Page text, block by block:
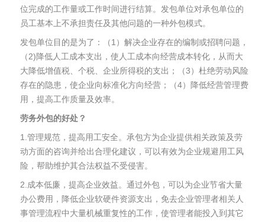
位完成的工作量或工作时间进行结算。发包单位对承包单位的
员工基本上不承担责任及其他问题的一种外包模式。
发包单位目的是为了：（1）解决企业存在的编制或招聘问题，
（2)降低人工成本支出，使人工成本向经营成本转化，从而大
大降低增值税、个税、企业所得税的支出；（3）杜绝劳动风险
存在的隐患，使企业向标准化方向经营；（4）降低经营管理费
用，提高工作质量及效率。
劳务外包的好处？
1.管理规范，提高用工安全。承包方为企业提供相关政策及劳
动方面的咨询并给出合理化建议，可以有效为企业规避用工风
险，帮助维护其合法权益不受侵害。
2.成本低廉，提高企业效益。通过外包，可以为企业节省大量
办公费用，降低企业软硬件资源支出，免去企业管理者相关人
事管理流程中大量机械重复性的工作，使管理者能投入到其它